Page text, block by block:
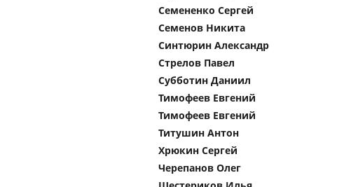
Семененко Сергей
Семенов Никита
Синтюрин Александр
Стрелов Павел
Субботин Даниил
Тимофеев Евгений
Тимофеев Евгений
Титушин Антон
Хрюкин Сергей
Черепанов Олег